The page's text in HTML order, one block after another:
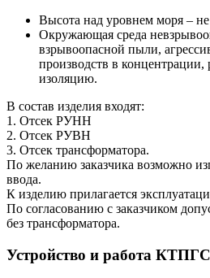
Высота над уровнем моря –
Окружающая среда
взрывоопасной пыли,
производств в
изоляцию.
В состав изделия входят:
1. Отсек РУНН
2. Отсек РУВН
3. Отсек трансформатора.
По желанию заказчика возможно
ввода.
К изделию прилагается
По согласованию с заказчиком
без трансформатора.
Устройство и работа КТПГС